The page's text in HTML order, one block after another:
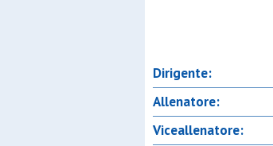
Dirigente:
Allenatore:
Viceallenatore: